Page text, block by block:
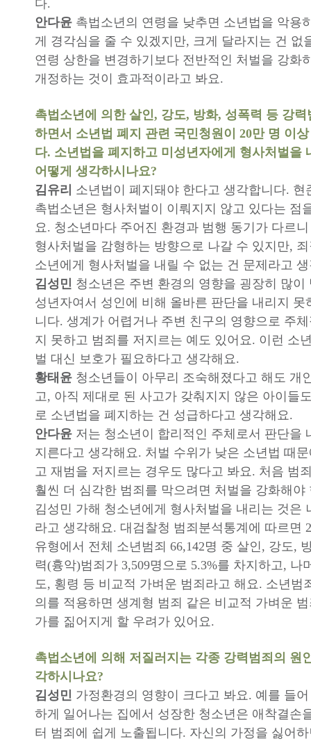
다.
안다윤 촉법소년의 연령을 낮추면 소년법을 악용
게 경각심을 줄 수 있겠지만, 크게 달라지는 건 없
연령 상한을 변경하기보다 전반적인 처벌을 강화
개정하는 것이 효과적이라고 봐요.
촉법소년에 의한 살인, 강도, 방화, 성폭력 등 강
하면서 소년법 폐지 관련 국민청원이 20만 명 이
다. 소년법을 폐지하고 미성년자에게 형사처벌을
어떻게 생각하시나요?
김유리 소년법이 폐지돼야 한다고 생각합니다. 현
촉법소년은 형사처벌이 이뤄지지 않고 있다는 점
요. 청소년마다 주어진 환경과 범행 동기가 다르
형사처벌을 감형하는 방향으로 나갈 수 있지만,
소년에게 형사처벌을 내릴 수 없는 건 문제라고
김성민 청소년은 주변 환경의 영향을 굉장히 많이
성년자여서 성인에 비해 올바른 판단을 내리지 못
니다. 생계가 어렵거나 주변 친구의 영향으로 주
지 못하고 범죄를 저지르는 예도 있어요. 이런 소
벌 대신 보호가 필요하다고 생각해요.
황태윤 청소년들이 아무리 조숙해졌다고 해도 개
고, 아직 제대로 된 사고가 갖춰지지 않은 아이들
로 소년법을 폐지하는 건 성급하다고 생각해요.
안다윤 저는 청소년이 합리적인 주체로서 판단을
지른다고 생각해요. 처벌 수위가 낮은 소년법 때
고 재범을 저지르는 경우도 많다고 봐요. 처음 범
훨씬 더 심각한 범죄를 막으려면 처벌을 강화해야
김성민 가해 청소년에게 형사처벌을 내리는 것은
라고 생각해요. 대검찰청 범죄분석통계에 따르면
유형에서 전체 소년범죄 66,142명 중 살인, 강도,
력(흉악)범죄가 3,509명으로 5.3%를 차지하고, 나
도, 횡령 등 비교적 가벼운 범죄라고 해요. 소년범
의를 적용하면 생계형 범죄 같은 비교적 가벼운
가를 짊어지게 할 우려가 있어요.
촉법소년에 의해 저질러지는 각종 강력범죄의 원
각하시나요?
김성민 가정환경의 영향이 크다고 봐요. 예를 들
하게 일어나는 집에서 성장한 청소년은 애착결손
터 범죄에 쉽게 노출됩니다. 자신의 가정을 싫어